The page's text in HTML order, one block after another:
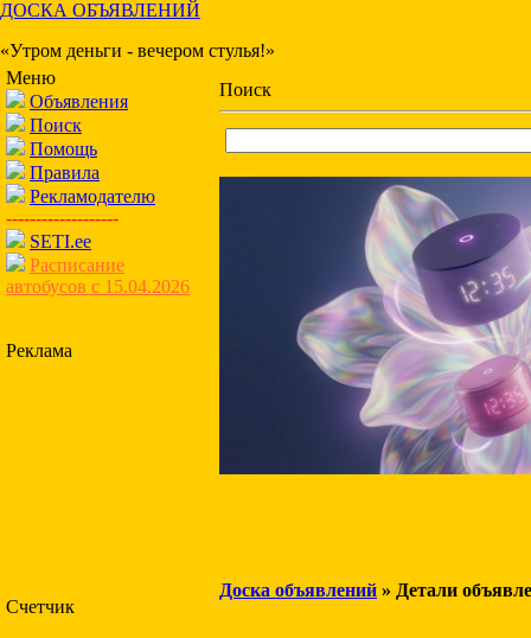
ДОСКА ОБЪЯВЛЕНИЙ
«Утром деньги - вечером стулья!»
Меню
Объявления
Поиск
Помощь
Правила
Рекламодателю
-------------------
SETI.ee
Расписание
автобусов с 15.04.2026
Реклама
Счетчик
Поиск
Доска объявлений » Детали